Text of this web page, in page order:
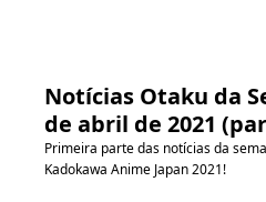
Notícias Otaku da
de abril de 2021
Primeira parte das notícias da
Kadokawa Anime Japan 2021!